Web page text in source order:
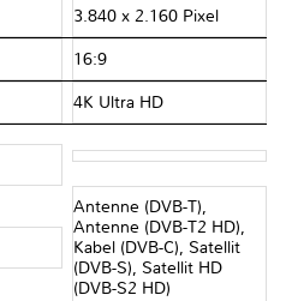
3.840 x 2.160 Pixel
16:9
4K Ultra HD
Antenne (DVB-T),
Antenne (DVB-T2 HD),
Kabel (DVB-C), Satellit
(DVB-S), Satellit HD
(DVB-S2 HD)